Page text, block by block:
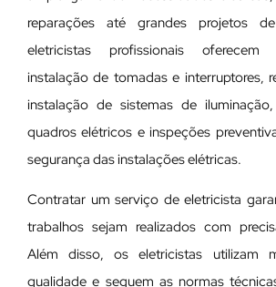
reparações até grandes projetos
eletricistas profissionais
instalação de tomadas e interruptores,
instalação de sistemas de
quadros elétricos e inspeções
segurança das instalações elétricas.
Contratar um serviço de eletricista
trabalhos sejam realizados com
Além disso, os eletricistas utilizam
qualidade e seguem as normas